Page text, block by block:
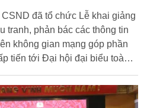
đã tổ chức Lễ khai giảng
tranh, phản bác các thông tin
không gian mạng góp phần
tiến tới Đại hội đại biểu toàn
cho cán bộ, giảng viên thuộc